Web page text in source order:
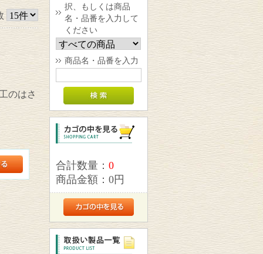
のはさ
択、もしくは商品
名・品番を入力して
ください
商品名・品番を入力
合計数量： 0
商品金額： 0円